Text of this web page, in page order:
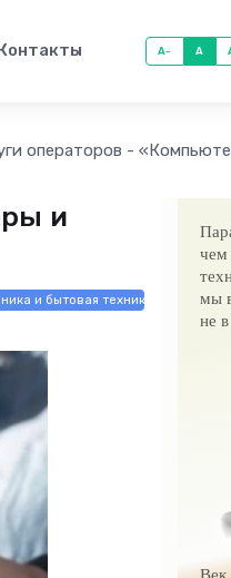
Контакты A- A
операторов -
и
и бытовая техника
чем
мы
не